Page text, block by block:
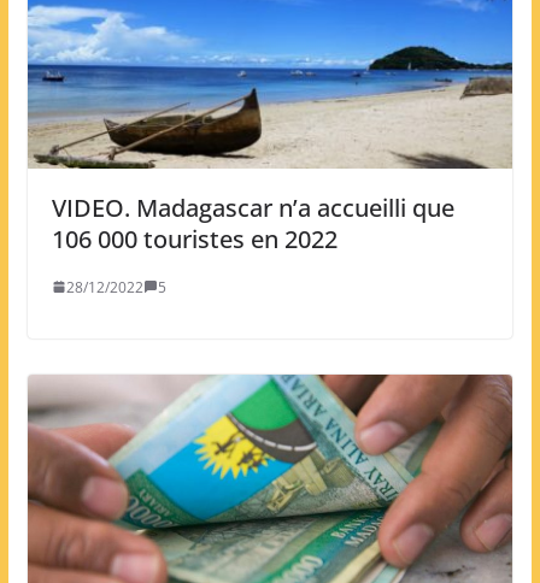
VIDEO. Madagascar n’a accueilli que
106 000 touristes en 2022
28/12/2022 5